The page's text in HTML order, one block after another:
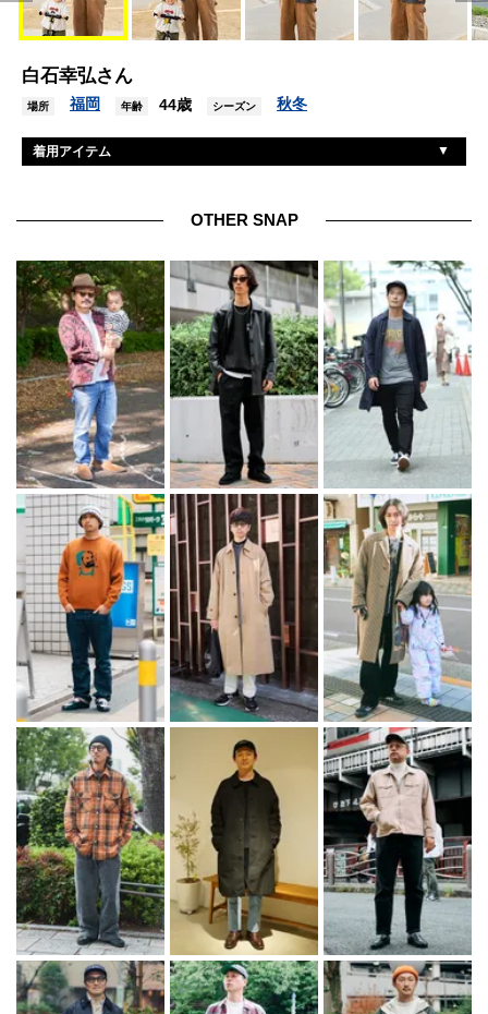
白石幸弘さん
場所 福岡 年齢 44歳 シーズン 秋冬
着用アイテム
シューズ アシックス
帽子 ジャム
眼鏡 マサヒロマルヤマ
腕時計 カシオ
OTHER SNAP